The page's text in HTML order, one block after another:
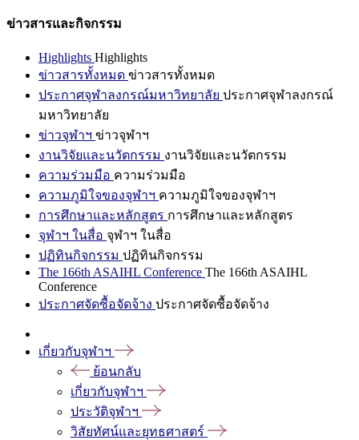
ข่าวสารและกิจกรรม
Highlights Highlights
ข่าวสารทั้งหมด ข่าวสารทั้งหมด
ประกาศจุฬาลงกรณ์มหาวิทยาลัย ประกาศจุฬาลงกรณ์
มหาวิทยาลัย
ข่าวจุฬาฯ ข่าวจุฬาฯ
งานวิจัยและนวัตกรรม งานวิจัยและนวัตกรรม
ความร่วมมือ ความร่วมมือ
ความภูมิใจของจุฬาฯ ความภูมิใจของจุฬาฯ
การศึกษาและหลักสูตร การศึกษาและหลักสูตร
จุฬาฯ ในสื่อ จุฬาฯ ในสื่อ
ปฏิทินกิจกรรม ปฏิทินกิจกรรม
The 166th ASAIHL Conference The 166th ASAIHL
Conference
ประกาศจัดซื้อจัดจ้าง ประกาศจัดซื้อจัดจ้าง
เกี่ยวกับจุฬาฯ
ย้อนกลับ
เกี่ยวกับจุฬาฯ
ประวัติจุฬาฯ
วิสัยทัศน์และยุทธศาสตร์